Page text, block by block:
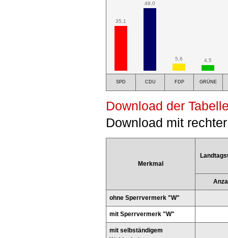
35,1
49,0
5,6 4,5
SPD CDU FDP GRÜNE
Download der
Download mit
Merkmal
ohne Sperrvermerk "W"
mit Sperrvermerk "W"
mit selbständigem